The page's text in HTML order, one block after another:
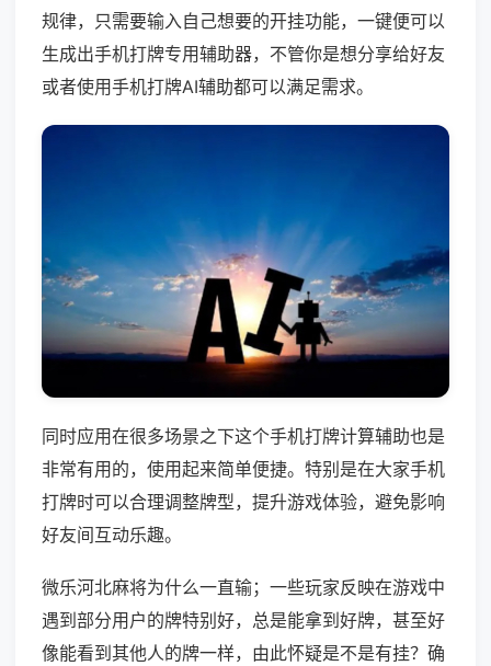
规律，只需要输入自己想要的开挂功能，一键便可以
生成出手机打牌专用辅助器，不管你是想分享给好友
或者使用手机打牌AI辅助都可以满足需求。
同时应用在很多场景之下这个手机打牌计算辅助也是
非常有用的，使用起来简单便捷。特别是在大家手机
打牌时可以合理调整牌型，提升游戏体验，避免影响
好友间互动乐趣。
微乐河北麻将为什么一直输；一些玩家反映在游戏中
遇到部分用户的牌特别好，总是能拿到好牌，甚至好
像能看到其他人的牌一样，由此怀疑是不是有挂？确